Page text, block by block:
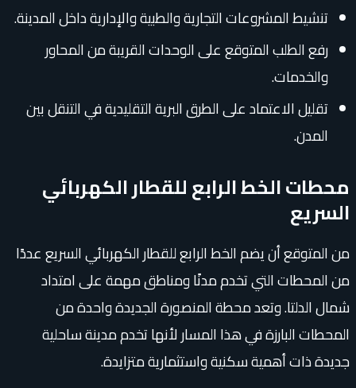
تنشيط المشروعات التجارية والطبية والإدارية داخل المدينة.
رفع الطلب المتوقع على الوحدات القريبة من المحاور
والخدمات.
تقليل الاعتماد على الطرق البرية التقليدية في التنقل بين
المدن.
محطات الخط الرابع للقطار الكهربائي
السريع
من المتوقع أن يضم الخط الرابع للقطار الكهربائي السريع عددًا
من المحطات التي تخدم مدنًا ومناطق مهمة على امتداد
شمال الدلتا. وتعد محطة المنصورة الجديدة واحدة من
المحطات البارزة في هذا المسار لأنها تخدم مدينة ساحلية
جديدة ذات أهمية سكنية واستثمارية متزايدة.